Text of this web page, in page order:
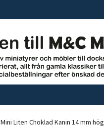
Mini Liten Choklad Kanin 14 mm hög